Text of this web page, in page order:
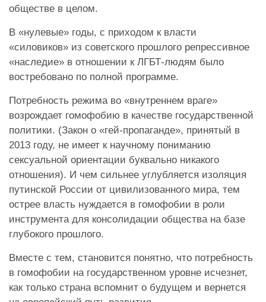
обществе в целом.
В «нулевые» годы, с приходом к власти
«силовиков» из советского прошлого репрессивное
«наследие» в отношении к ЛГБТ-людям было
востребовано по полной программе.
Потребность режима во «внутреннем враге»
возрождает гомофобию в качестве государственной
политики. (Закон о «гей-пропаганде», принятый в
2013 году, не имеет к научному пониманию
сексуальной ориентации буквально никакого
отношения). И чем сильнее углубляется изоляция
путинской России от цивилизованного мира, тем
острее власть нуждается в гомофобии в роли
инструмента для консолидации общества на базе
глубокого прошлого.
Вместе с тем, становится понятно, что потребность
в гомофобии на государственном уровне исчезнет,
как только страна вспомнит о будущем и вернется